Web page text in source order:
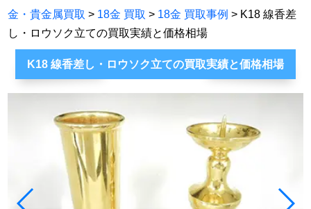
K18 線香差し・ロウソク立ての買取実績と価格相場です。
常に相場限界で手数料無料買取！七福神が金・貴金属製品
金・貴金属買取 > 18金 買取 > 18金 買取事例 > K18 線香差
し・ロウソク立ての買取実績と価格相場
K18 線香差し・ロウソク立ての買取実績と価格相場